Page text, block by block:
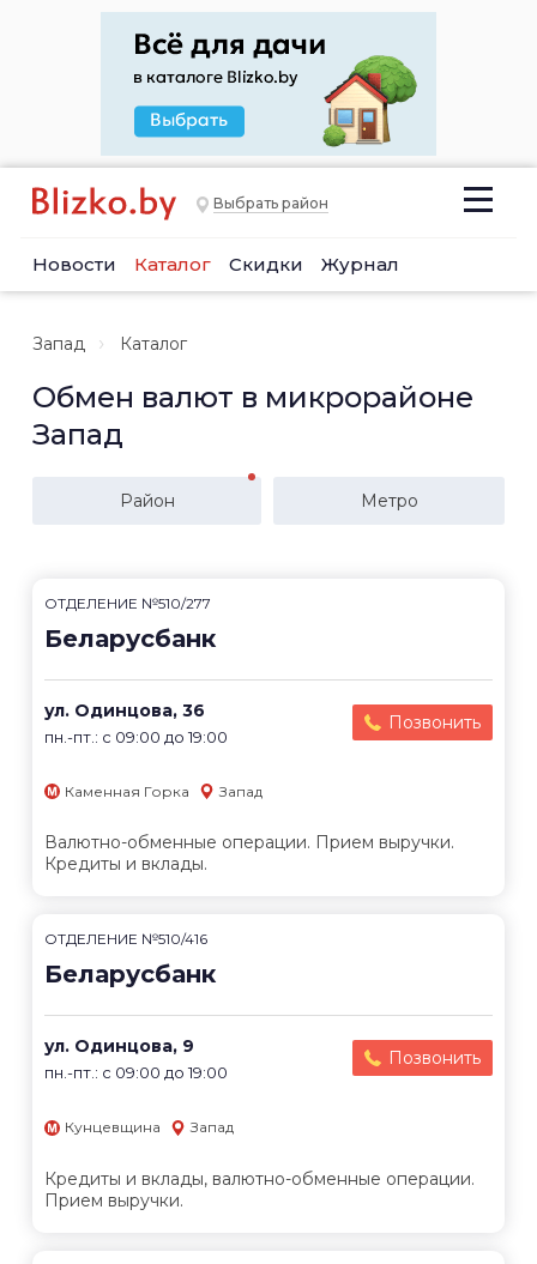
Выбрать район
Новости Каталог Скидки Журнал
Запад Каталог
Обмен валют в микрорайоне
Запад
Район Метро
ОТДЕЛЕНИЕ №510/277
Беларусбанк
ул. Одинцова, 36
пн.-пт.: с 09:00 до 19:00
Позвонить
Каменная Горка Запад
Валютно-обменные операции. Прием выручки.
Кредиты и вклады.
ОТДЕЛЕНИЕ №510/416
Беларусбанк
ул. Одинцова, 9
пн.-пт.: с 09:00 до 19:00
Позвонить
Кунцевщина Запад
Кредиты и вклады, валютно-обменные операции.
Прием выручки.